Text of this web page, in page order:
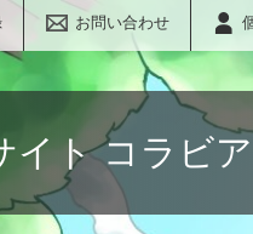
お問い合わせ
イト コラビア